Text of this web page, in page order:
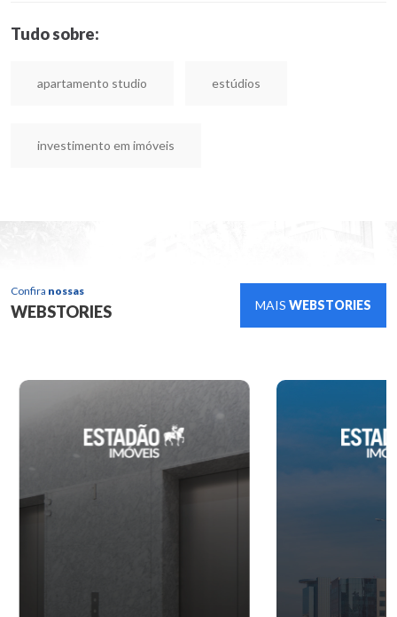
Tudo sobre:
apartamento studio estúdios
investimento em imóveis
Confira nossas
WEBSTORIES MAIS WEBSTORIES